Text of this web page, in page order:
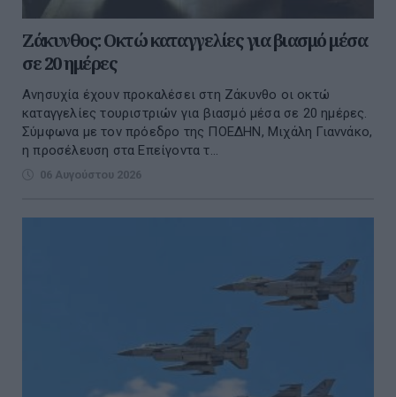
Ζάκυνθος: Οκτώ καταγγελίες για βιασμό μέσα
σε 20 ημέρες
Ανησυχία έχουν προκαλέσει στη Ζάκυνθο οι οκτώ
καταγγελίες τουριστριών για βιασμό μέσα σε 20 ημέρες.
Σύμφωνα με τον πρόεδρο της ΠΟΕΔΗΝ, Μιχάλη Γιαννάκο,
η προσέλευση στα Επείγοντα τ...
06 Αυγούστου 2026